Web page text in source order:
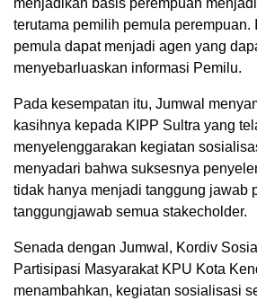
menjadikan basis perempuan
terutama pemilih pemula perempuan.
pemula dapat menjadi agen yang
menyebarluaskan informasi Pemilu.
Pada kesempatan itu, Jumwal
kasihnya kepada KIPP Sultra yang
menyelenggarakan kegiatan
menyadari bahwa suksesnya
tidak hanya menjadi tanggung jawab
tanggungjawab semua stakecholder.
Senada dengan Jumwal, Kordiv
Partisipasi Masyarakat KPU Kota
menambahkan, kegiatan sosialisasi